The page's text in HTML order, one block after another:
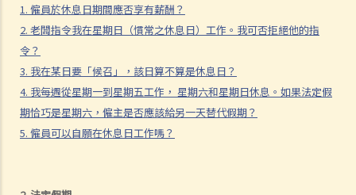
1. 僱員於休息日期間應否享有薪酬？
2. 老闆指令我在星期日（慣常之休息日）工作。我可否拒絕他的指
令？
3. 我在某日要「候召」，該日算不算是休息日？
4. 我每週從星期一到星期五工作， 星期六和星期日休息。如果法定假
期恰巧是星期六，僱主是否應該給另一天替代假期？
5. 僱員可以自願在休息日工作嗎？
3. 我已被拖欠了一個月薪金，而老闆告訴我他已無能力支付薪金，他有
否違反僱傭合約？我可否即時終止僱傭合約以及提出索償？
4. 我的工作地方突然被關閉，而自上個月起我便沒有再收到薪金，我認
為公司的財政已陷入困境，而公司亦很可能面臨清盤。我能否取回全部
（或部分）薪金？
5. 假如僱主面臨破產 / 清盤，我可以從哪處獲得協助？
6. 如果我上班遲到，我的僱主可以扣除我的工資嗎？
嗎？